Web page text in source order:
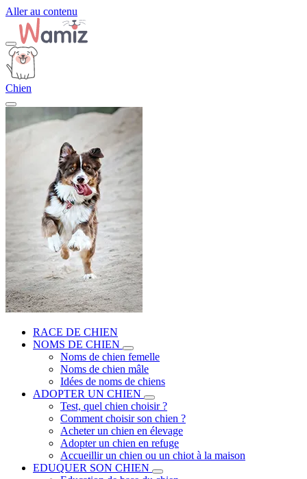
Aller au contenu
Chien
RACE DE CHIEN
NOMS DE CHIEN
Noms de chien femelle
Noms de chien mâle
Idées de noms de chiens
ADOPTER UN CHIEN
Test, quel chien choisir ?
Comment choisir son chien ?
Acheter un chien en élevage
Adopter un chien en refuge
Accueillir un chien ou un chiot à la maison
EDUQUER SON CHIEN